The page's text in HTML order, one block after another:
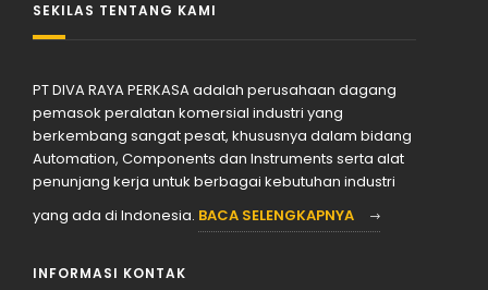
SEKILAS TENTANG KAMI
PT DIVA RAYA PERKASA adalah perusahaan dagang
pemasok peralatan komersial industri yang
berkembang sangat pesat, khususnya dalam bidang
Automation, Components dan Instruments serta alat
penunjang kerja untuk berbagai kebutuhan industri
yang ada di Indonesia. BACA SELENGKAPNYA
INFORMASI KONTAK